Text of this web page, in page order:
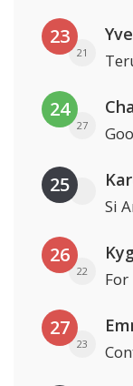
23
21
24
27
25
Si
26
22 For
27
23